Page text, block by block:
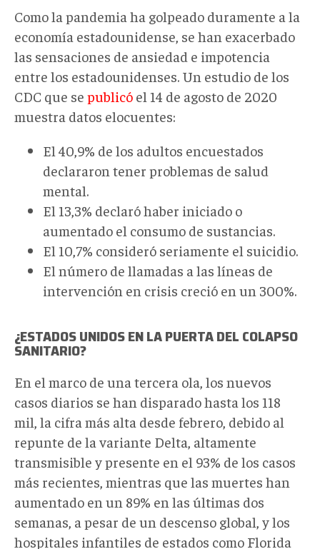
Como la pandemia ha golpeado duramente a la
economía estadounidense, se han exacerbado
las sensaciones de ansiedad e impotencia
entre los estadounidenses. Un estudio de los
CDC que se publicó el 14 de agosto de 2020
muestra datos elocuentes:
El 40,9% de los adultos encuestados
declararon tener problemas de salud
mental.
El 13,3% declaró haber iniciado o
aumentado el consumo de sustancias.
El 10,7% consideró seriamente el suicidio.
El número de llamadas a las líneas de
intervención en crisis creció en un 300%.
¿ESTADOS UNIDOS EN LA PUERTA DEL COLAPSO
SANITARIO?
En el marco de una tercera ola, los nuevos
casos diarios se han disparado hasta los 118
mil, la cifra más alta desde febrero, debido al
repunte de la variante Delta, altamente
transmisible y presente en el 93% de los casos
más recientes, mientras que las muertes han
aumentado en un 89% en las últimas dos
semanas, a pesar de un descenso global, y los
hospitales infantiles de estados como Florida